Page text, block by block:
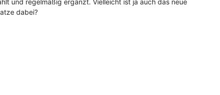
und regelmäßig ergänzt. Vielleicht ist ja auch das neue
dabei?